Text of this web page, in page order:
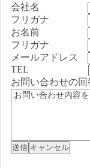
会社名
フリガナ
お名前
フリガナ
メールアドレス
TEL
お問い合わせの回